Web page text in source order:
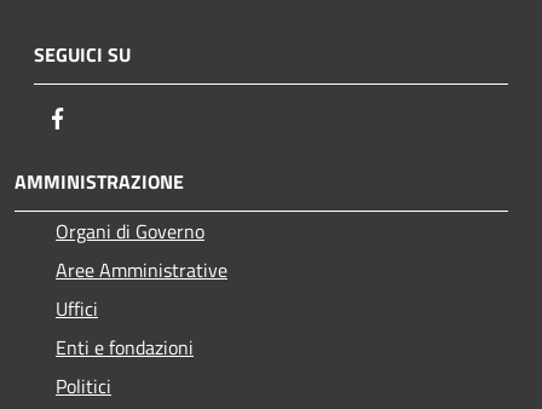
SEGUICI SU
AMMINISTRAZIONE
Organi di Governo
Aree Amministrative
Uffici
Enti e fondazioni
Politici